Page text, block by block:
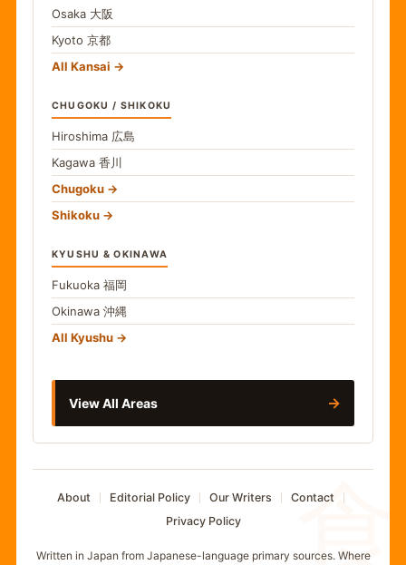
食
Osaka 大阪
Kyoto 京都
All Kansai
CHUGOKU / SHIKOKU
Hiroshima 広島
Kagawa 香川
Chugoku
Shikoku
KYUSHU & OKINAWA
Fukuoka 福岡
Okinawa 沖縄
All Kyushu
View All Areas →
About Editorial Policy Our Writers
Contact
Privacy Policy
Written in Japan from Japanese-language primary sources. Where